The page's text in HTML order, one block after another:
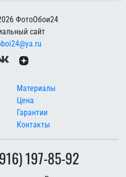
ФотоОбои24
сайт
Материалы
Цена
Гарантии
Контакты
197-85-92